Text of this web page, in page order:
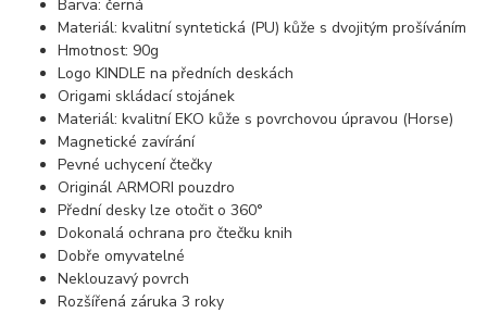
Barva: černá
Materiál: kvalitní syntetická (PU) kůže s dvojitým prošíváním
Hmotnost: 90g
Logo KINDLE na předních deskách
Origami skládací stojánek
Materiál: kvalitní EKO kůže s povrchovou úpravou (Horse)
Magnetické zavírání
Pevné uchycení čtečky
Originál ARMORI pouzdro
Přední desky lze otočit o 360°
Dokonalá ochrana pro čtečku knih
Dobře omyvatelné
Neklouzavý povrch
Rozšířená záruka 3 roky